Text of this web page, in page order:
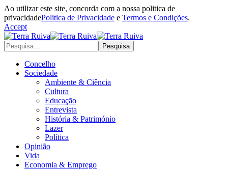
Ao utilizar este site, concorda com a nossa politica de
privacidadePolitica de Privacidade e Termos e Condições.
Accept
Concelho
Sociedade
Ambiente & Ciência
Cultura
Educação
Entrevista
História & Património
Lazer
Política
Opinião
Vida
Economia & Emprego